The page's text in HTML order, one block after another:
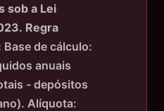
sob a Lei
Regra
Base de cálculo:
anuais
- depósitos
Alíquota: